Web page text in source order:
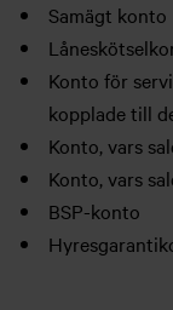
Samägt konto
Konto för
kopplade till
Konto, vars
Konto, vars
BSP-konto